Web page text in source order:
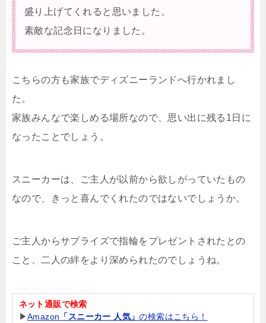
盛り上げてくれると思いました。
素敵な記念日になりました。
こちらの方も家族でディズニーランドへ行かれまし
た。
家族みんなで楽しめる場所なので、思い出に残る1日に
なったことでしょう。
スニーカーは、ご主人が以前から欲しがっていたもの
なので、きっと喜んでくれたのではないでしょうか。
ご主人からサプライズで指輪をプレゼントされたとの
こと、二人の絆をより深められたのでしょうね。
ネット通販で検索
▶Amazon 「スニーカー 人気」の検索はこちら！